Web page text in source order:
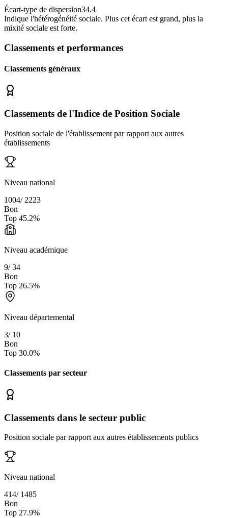
Écart-type de dispersion34.4
Indique l'hétérogénéité sociale. Plus cet écart est grand, plus la
mixité sociale est forte.
Classements et performances
Classements généraux
Classements de l'Indice de Position Sociale
Position sociale de l'établissement par rapport aux autres
établissements
Niveau national
1004/ 2223
Bon
Top 45.2%
Niveau académique
9/34
Bon
Top 26.5%
Niveau départemental
3/ 10
Bon
Top 30.0%
Classements par secteur
Classements dans le secteur public
Position sociale par rapport aux autres établissements publics
Niveau national
414/ 1485
Bon
Top 27.9%